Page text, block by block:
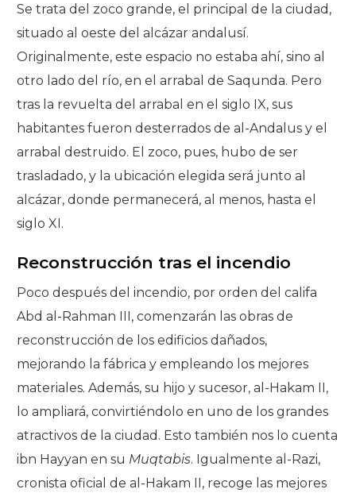
Se trata del zoco grande, el principal de la ciudad,
situado al oeste del alcázar andalusí.
Originalmente, este espacio no estaba ahí, sino al
otro lado del río, en el arrabal de Saqunda. Pero
tras la revuelta del arrabal en el siglo IX, sus
habitantes fueron desterrados de al-Andalus y el
arrabal destruido. El zoco, pues, hubo de ser
trasladado, y la ubicación elegida será junto al
alcázar, donde permanecerá, al menos, hasta el
siglo XI.
Reconstrucción tras el incendio
Poco después del incendio, por orden del califa
Abd al-Rahman III, comenzarán las obras de
reconstrucción de los edificios dañados,
mejorando la fábrica y empleando los mejores
materiales. Además, su hijo y sucesor, al-Hakam II,
lo ampliará, convirtiéndolo en uno de los grandes
atractivos de la ciudad. Esto también nos lo cuenta
ibn Hayyan en su Muqtabis. Igualmente al-Razi,
cronista oficial de al-Hakam II, recoge las mejores